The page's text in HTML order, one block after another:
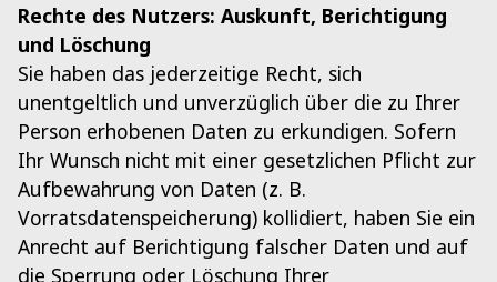
Rechte des Nutzers: Auskunft, Berichtigung
und Löschung
Sie haben das jederzeitige Recht, sich
unentgeltlich und unverzüglich über die zu Ihrer
Person erhobenen Daten zu erkundigen. Sofern
Ihr Wunsch nicht mit einer gesetzlichen Pflicht zur
Aufbewahrung von Daten (z. B.
Vorratsdatenspeicherung) kollidiert, haben Sie ein
Anrecht auf Berichtigung falscher Daten und auf
die Sperrung oder Löschung Ihrer